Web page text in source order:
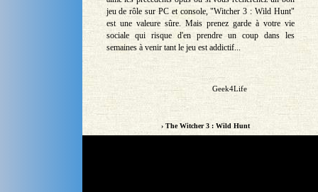
jeu de rôle sur PC et console, "Witcher 3 : Wild Hunt"
est une valeure sûre. Mais prenez garde à votre vie
sociale qui risque d'en prendre un coup dans les
semaines à venir tant le jeu est addictif...
Geek4Life
› The Witcher 3 : Wild Hunt